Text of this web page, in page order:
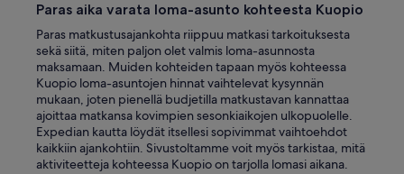
Paras aika varata loma-asunto kohteesta Kuopio
Paras matkustusajankohta riippuu matkasi tarkoituksesta
sekä siitä, miten paljon olet valmis loma-asunnosta
maksamaan. Muiden kohteiden tapaan myös kohteessa
Kuopio loma-asuntojen hinnat vaihtelevat kysynnän
mukaan, joten pienellä budjetilla matkustavan kannattaa
ajoittaa matkansa kovimpien sesonkiaikojen ulkopuolelle.
Expedian kautta löydät itsellesi sopivimmat vaihtoehdot
kaikkiin ajankohtiin. Sivustoltamme voit myös tarkistaa, mitä
aktiviteetteja kohteessa Kuopio on tarjolla lomasi aikana.